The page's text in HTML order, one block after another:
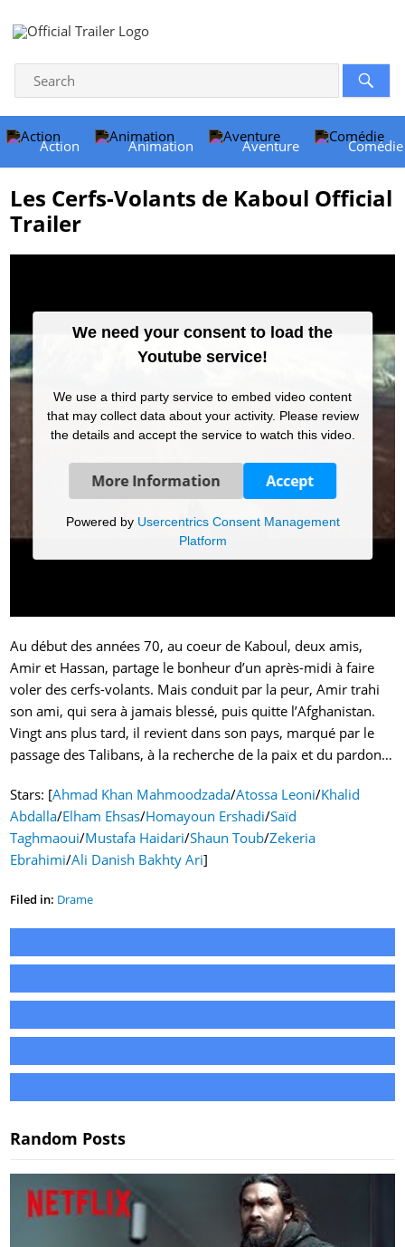
Action Animation Aventure Comédie
Les Cerfs-Volants de Kaboul Official
Trailer
We need your consent to load the
Youtube service!
We use a third party service to embed video content
that may collect data about your activity. Please review
the details and accept the service to watch this video.
More Information Accept
Powered by Usercentrics Consent Management
Platform
Au début des années 70, au coeur de Kaboul, deux amis,
Amir et Hassan, partage le bonheur d’un après-midi à faire
voler des cerfs-volants. Mais conduit par la peur, Amir trahi
son ami, qui sera à jamais blessé, puis quitte l’Afghanistan.
Vingt ans plus tard, il revient dans son pays, marqué par le
passage des Talibans, à la recherche de la paix et du pardon…
Stars: [Ahmad Khan Mahmoodzada/Atossa Leoni/Khalid
Abdalla/Elham Ehsas/Homayoun Ershadi/Saïd
Taghmaoui/Mustafa Haidari/Shaun Toub/Zekeria
Ebrahimi/Ali Danish Bakhty Ari]
Filed in: Drame
Random Posts